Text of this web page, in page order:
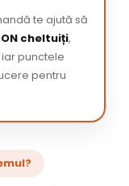
te ajută să
cheltuiți,
iar punctele
pentru